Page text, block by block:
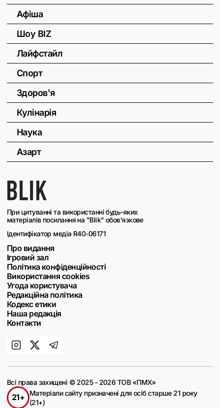
При цитуванні та використанні будь-яких
матеріалів посилання на "Blik" обов'язкове
Ідентифікатор медіа R40-06171
Про видання
Ігровий зал
Політика конфіденційності
Використання cookies
Угода користувача
Редакційна політика
Кодекс етики
Наша редакція
Контакти
Афіша
Шоу BIZ
Лайфстайл
Спорт
Здоров'я
Кулінарія
Наука
Азарт
Всі права захищені © 2025 - 2026 ТОВ «ПМХ»
21+
Матеріали сайту призначені для осіб старше 21 року
(21+)